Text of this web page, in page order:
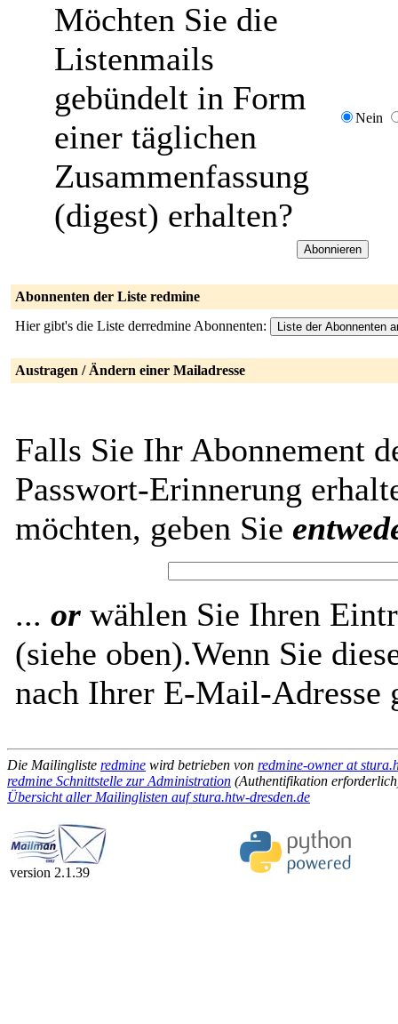
Möchten Sie die
Listenmails
gebündelt in Form
einer täglichen
Zusammenfassung
(digest) erhalten?
Nein
Abonnenten der Liste redmine
Hier gibt's die Liste derredmine Abonnenten:
Austragen / Ändern einer Mailadresse
Falls Sie Ihr Abonnement
Passwort-Erinnerung
möchten, geben Sie
... or wählen Sie Ihren
(siehe oben).Wenn Sie
nach Ihrer E-Mail-Adresse
Die Mailingliste redmine wird betrieben von redmine-owner at
redmine Schnittstelle zur Administration (Authentifikation
Übersicht aller Mailinglisten auf stura.htw-dresden.de
version 2.1.39